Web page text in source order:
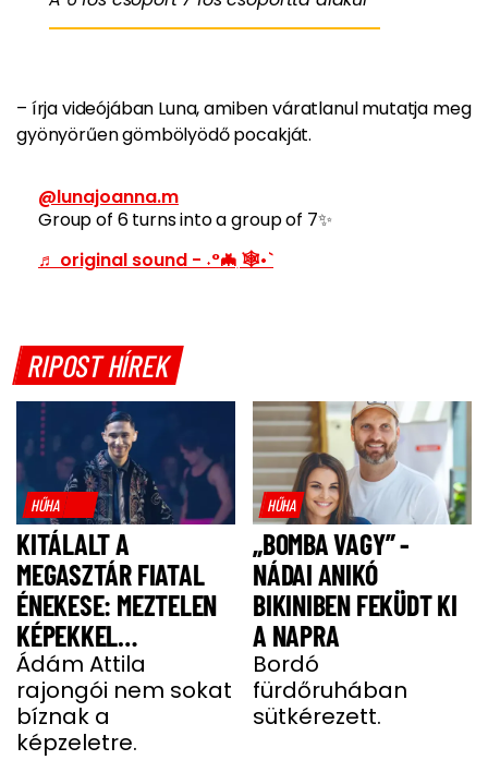
– írja videójában Luna, amiben váratlanul mutatja meg
gyönyörűen gömbölyödő pocakját.
@lunajoanna.m
Group of 6 turns into a group of 7✨
♬ original sound - ˖°🦇ִ ࣪🕸•`
RIPOST HÍREK
HŰHA
KITÁLALT A
MEGASZTÁR FIATAL
ÉNEKESE: MEZTELEN
KÉPEKKEL
HALMOZZÁK EL A
RAJONGÓI
Ádám Attila
rajongói nem sokat
bíznak a
képzeletre.
HŰHA
„BOMBA VAGY” -
NÁDAI ANIKÓ
BIKINIBEN FEKÜDT KI
A NAPRA
Bordó
fürdőruhában
sütkérezett.